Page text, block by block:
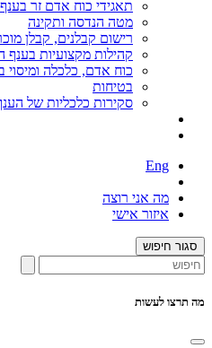
תאגידי כוח אדם זר בענף
מטה הנדסה ותקינה
רישום קבלנים, קבלן
קהילות מקצועיות בענף
כוח אדם, כלכלה ומיסוי
בטיחות
סקירות כלכליות של
Eng
מה אני רוצה
איזור אישי
סגור חיפוש
מה תרצו לעשות